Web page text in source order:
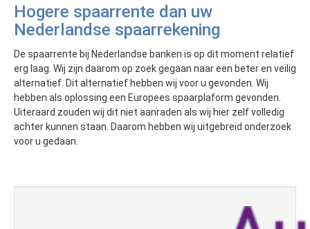
Hogere spaarrente dan uw
Nederlandse spaarrekening
De spaarrente bij Nederlandse banken is op dit moment relatief
erg laag. Wij zijn daarom op zoek gegaan naar een beter en veilig
alternatief. Dit alternatief hebben wij voor u gevonden. Wij
hebben als oplossing een Europees spaarplaform gevonden.
Uiteraard zouden wij dit niet aanraden als wij hier zelf volledig
achter kunnen staan. Daarom hebben wij uitgebreid onderzoek
voor u gedaan.